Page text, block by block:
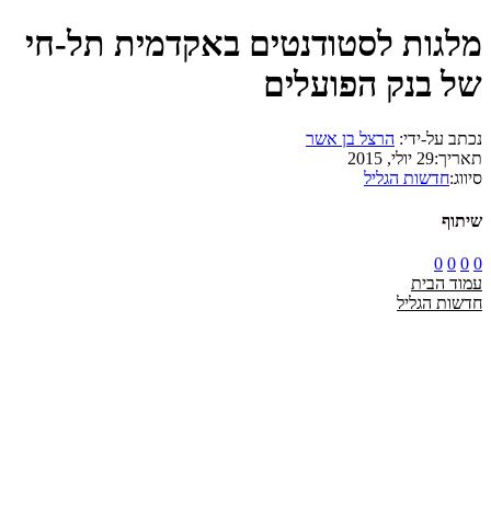
מלגות לסטודנטים באקדמית תל-חי
של בנק הפועלים
נכתב על-ידי: הרצל בן אשר
תאריך:29 יולי, 2015
סיווג:חדשות הגליל
שיתוף
0
0
0
0
עמוד הבית
חדשות הגליל